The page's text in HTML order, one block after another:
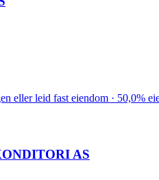
eller leid fast eiendom · 50,0%
AS